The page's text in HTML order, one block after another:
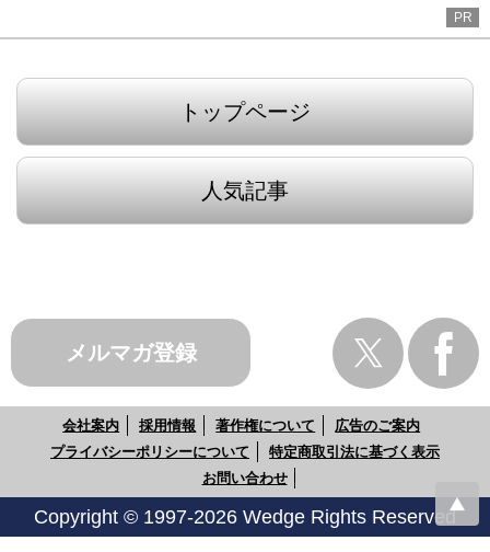
PR
トップページ
人気記事
メルマガ登録
会社案内 採用情報 著作権について
広告のご案内
プライバシーポリシーについて
特定商取引法に基づく表示
お問い合わせ
Copyright © 1997-2026 Wedge Rights Reserved